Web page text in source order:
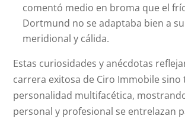
comentó medio en broma que el
Dortmund no se adaptaba bien a
meridional y cálida.
Estas curiosidades y anécdotas
carrera exitosa de Ciro Immobile sino
personalidad multifacética,
personal y profesional se entrelazan